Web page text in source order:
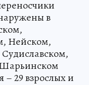
в
Нейском,
– 29 взрослых и